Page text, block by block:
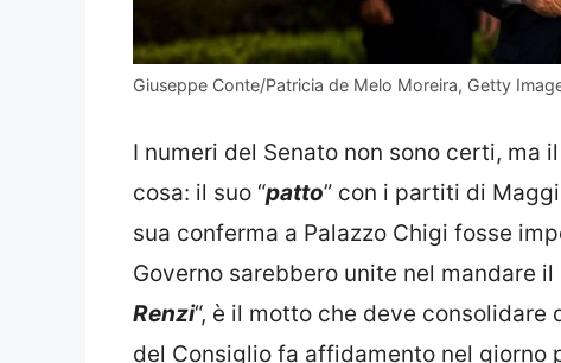
Giuseppe Conte/Patricia de Melo Moreira, Getty
I numeri del Senato non sono certi, ma
cosa: il suo “patto” con i partiti di
sua conferma a Palazzo Chigi fosse
Governo sarebbero unite nel mandare il
Renzi“, è il motto che deve consolidare
del Consiglio fa affidamento nel giorno